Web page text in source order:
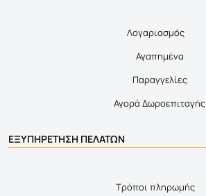
Λογαριασμός
Αγαπημένα
Παραγγελίες
Αγορά Δωροεπιταγής
ΕΞΥΠΗΡΕΤΗΣΗ ΠΕΛΑΤΩΝ
Τρόποι πληρωμής